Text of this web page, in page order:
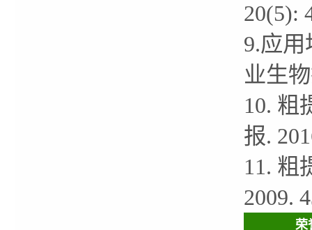
20(5):
9.应
业生
10. 粗
报.
11. 粗
2009.
荣